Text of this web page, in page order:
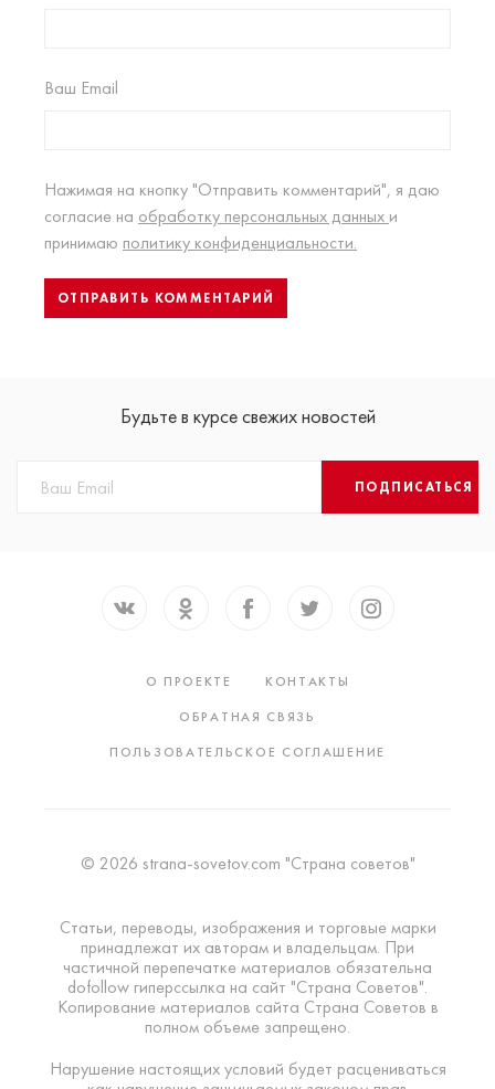
Ваш Email
Нажимая на кнопку "Отправить комментарий", я даю
согласие на обработку персональных данных и
принимаю политику конфиденциальности.
Будьте в курсе свежих новостей
ПОДПИСАТЬСЯ
О ПРОЕКТЕ
КОНТАКТЫ
ОБРАТНАЯ СВЯЗЬ
ПОЛЬЗОВАТЕЛЬСКОЕ СОГЛАШЕНИЕ
© 2026 strana-sovetov.com "Страна советов"
Статьи, переводы, изображения и торговые марки
принадлежат их авторам и владельцам. При
частичной перепечатке материалов обязательна
dofollow гиперссылка на сайт "Страна Советов".
Копирование материалов сайта Страна Советов в
полном объеме запрещено.
Нарушение настоящих условий будет расцениваться